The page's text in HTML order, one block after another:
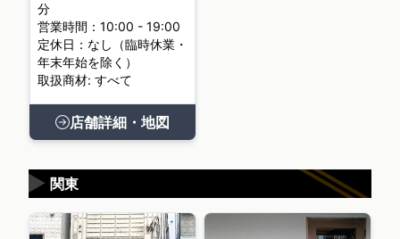
分
営業時間：10:00 - 19:00
定休日：なし（臨時休業・
年末年始を除く）
取扱商材: すべて
店舗詳細・地図
関東
▶